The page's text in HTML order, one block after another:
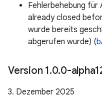
Fehlerbehebung für
already closed
wurde bereits
abgerufen wurde) (
Version 1.0.0-
3. Dezember 2025